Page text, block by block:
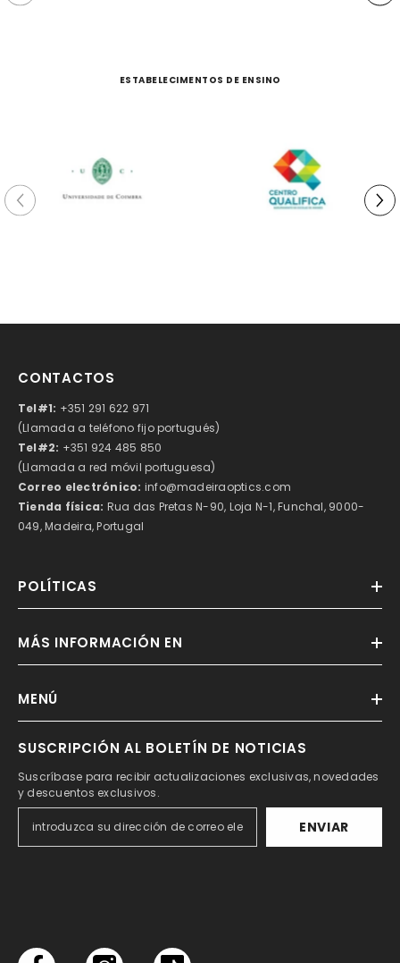
ESTABELECIMENTOS DE ENSINO
CONTACTOS
Tel#1: +351 291 622 971
(Llamada a teléfono fijo portugués)
Tel#2: +351 924 485 850
(Llamada a red móvil portuguesa)
Correo electrónico: info@madeiraoptics.com
Tienda física: Rua das Pretas N-90, Loja N-1, Funchal, 9000-
049, Madeira, Portugal
POLÍTICAS
MÁS INFORMACIÓN EN
MENÚ
SUSCRIPCIÓN AL BOLETÍN DE NOTICIAS
Suscríbase para recibir actualizaciones exclusivas, novedades
y descuentos exclusivos.
ENVIAR